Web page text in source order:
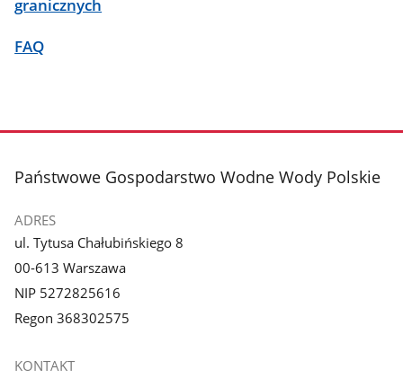
granicznych
FAQ
stopka
Państwowe Gospodarstwo Wodne Wody Polskie
ADRES
ul. Tytusa Chałubińskiego 8
00-613 Warszawa
NIP 5272825616
Regon 368302575
KONTAKT